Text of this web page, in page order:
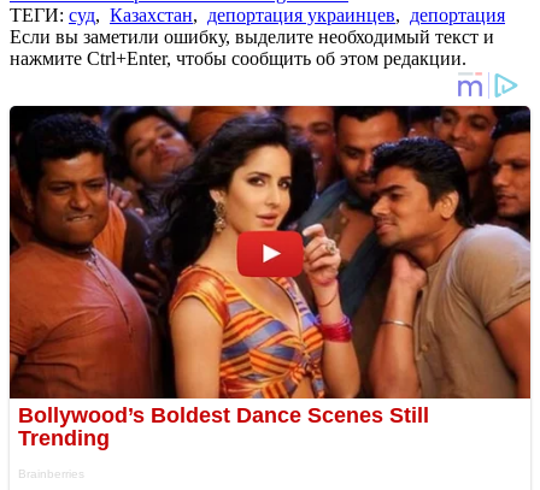
ТЕГИ: суд, Казахстан, депортация украинцев, депортация
Если вы заметили ошибку, выделите необходимый текст и
нажмите Ctrl+Enter, чтобы сообщить об этом редакции.